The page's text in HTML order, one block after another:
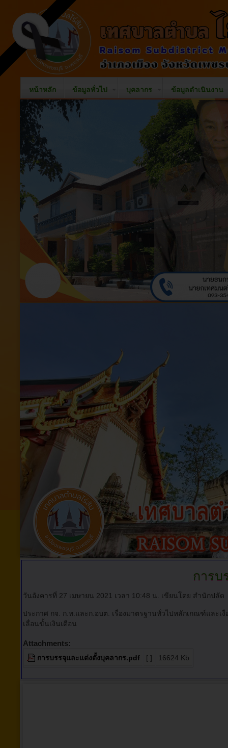
หน้าหลัก ข้อมูลทั่วไป บุคลากร ข้อมูลดำเนินงาน
การบ
วันอังคารที่ 27 เมษายน 2021 เวลา 10:48 น. เขียนโดย สำนักปลัด
ประกาศ กจ. ก.ท.และก.อบต. เรื่องมาตรฐานทั่วไปหลักเกณฑ์และเ
เลื่อนขั้นเงินเดือน
Attachments:
การบรรจุและแต่งตั้งบุคลากร.pdf [ ] 16624 Kb